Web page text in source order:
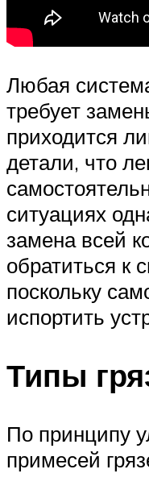
Любая
требует
приходится
детали, что
ситуациях
замена всей
обратиться к
поскольку
испортить
Типы
По принципу
примесей